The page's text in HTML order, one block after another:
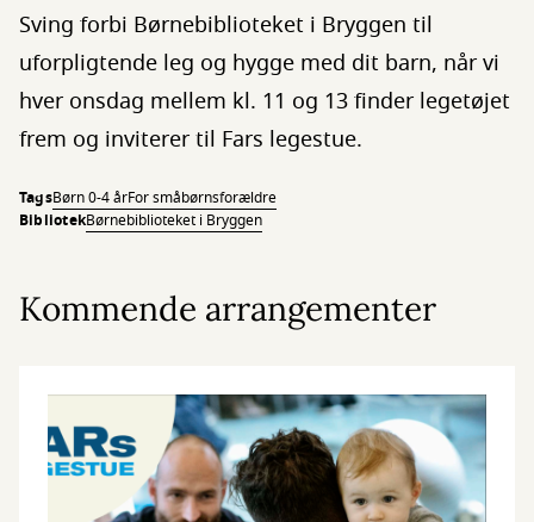
Sving forbi Børnebiblioteket i Bryggen til
uforpligtende leg og hygge med dit barn, når vi
hver onsdag mellem kl. 11 og 13 finder legetøjet
frem og inviterer til Fars legestue.
TagsBørn 0-4 årFor småbørnsforældre
BibliotekBørnebiblioteket i Bryggen
Kommende arrangementer